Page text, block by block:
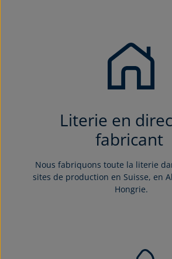
Literie en
fabricant
Nous fabriquons toute la literie
sites de production en Suisse, en
Hongrie.